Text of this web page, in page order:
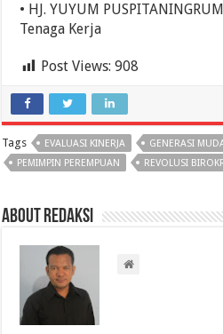
• HJ. YUYUM
Tenaga Kerja
Post Views: 908
Tags EVALUASI KINERJA GENERASI
PEMIMPIN PEREMPUAN
REVOLUSI
About Redaksi